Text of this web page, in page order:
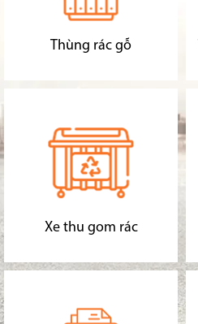
Thùng rác gỗ
Xe thu gom rác